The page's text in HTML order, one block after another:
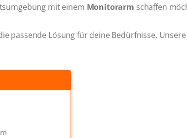
mit einem Monitorarm schaffen
passende Lösung für deine Bedürfnisse.